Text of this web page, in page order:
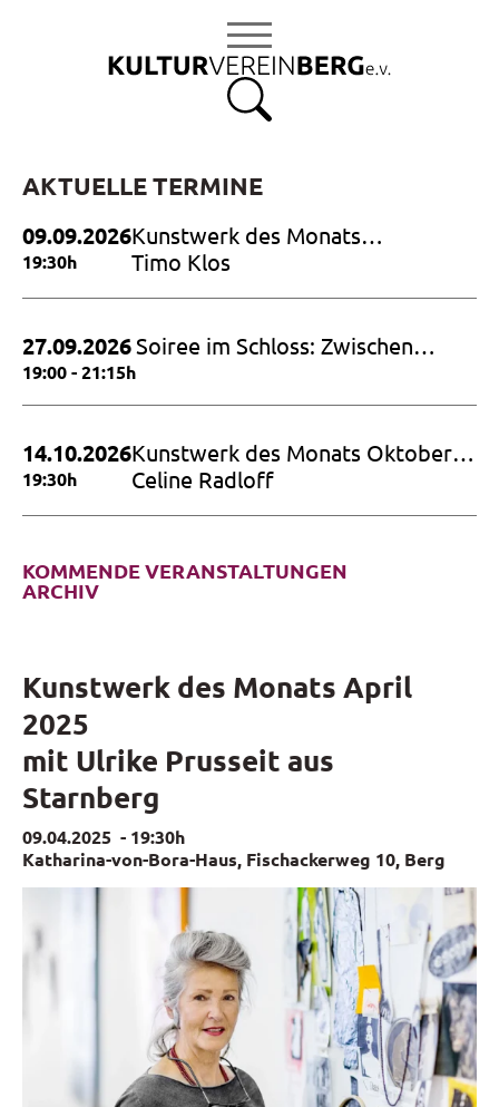
AKTUELLE TERMINE
09.09.2026
19:30h
Kunstwerk des Monats
September 2026
Timo Klos
27.09.2026
19:00 - 21:15h
Soiree im Schloss: Zwischen
Dietrich Fischer Dieskau
14.10.2026
19:30h
Kunstwerk des Monats Oktober
2026
Celine Radloff
KOMMENDE VERANSTALTUNGEN
ARCHIV
Kunstwerk des Monats April
2025
mit Ulrike Prusseit aus
Starnberg
09.04.2025 - 19:30h
Katharina-von-Bora-Haus, Fischackerweg 10, Berg